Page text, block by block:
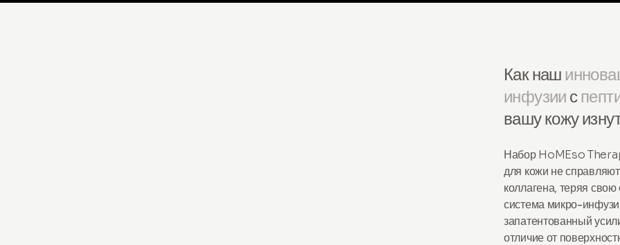
Как наш
инфузии с
вашу кожу
Набор HoMEso
для кожи не
коллагена, теряя
система микро-
запатентованный
отличие от